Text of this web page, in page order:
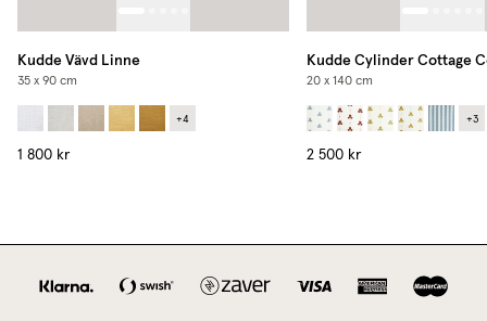
Kudde Vävd Linne
35 x 90 cm
+4
1 800 kr
Kudde Cylinder Cottage
20 x 140 cm
+3
2 500 kr